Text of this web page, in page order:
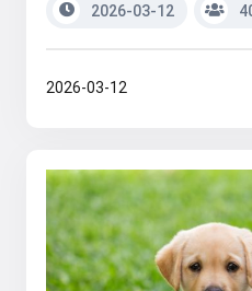
2026-03-12
2026-03-12